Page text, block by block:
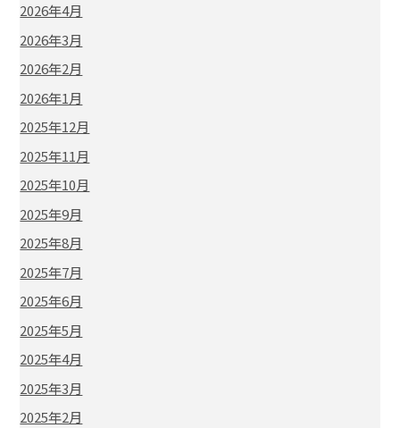
2026年4月
2026年3月
2026年2月
2026年1月
2025年12月
2025年11月
2025年10月
2025年9月
2025年8月
2025年7月
2025年6月
2025年5月
2025年4月
2025年3月
2025年2月